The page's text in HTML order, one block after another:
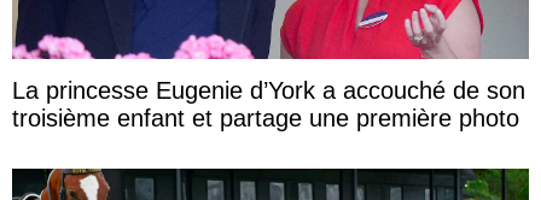
La princesse Eugenie d’York a accouché de son
troisième enfant et partage une première photo